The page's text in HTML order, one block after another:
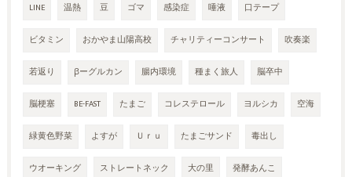
LINE 温熱 豆 ゴマ 感染症 唾液 口テープ
ビタミン おかやま山陽高校 チャリティーコンサート 吹奏楽
若返り βーグルカン 腸内環境 種まく旅人 脳卒中
脳梗塞 BE-FAST たまご コレステロール ヨルシカ 空海
緑黄色野菜 よすが Ｕｒｕ たまごサンド 毒出し
ウオーキング ストレートネック 大の里 発酵あんこ